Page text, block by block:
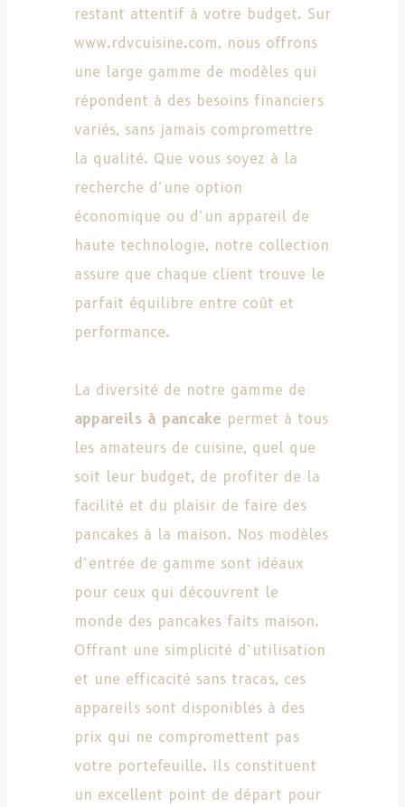
restant attentif à votre budget. Sur
www.rdvcuisine.com, nous offrons
une large gamme de modèles qui
répondent à des besoins financiers
variés, sans jamais compromettre
la qualité. Que vous soyez à la
recherche d’une option
économique ou d’un appareil de
haute technologie, notre collection
assure que chaque client trouve le
parfait équilibre entre coût et
performance.
La diversité de notre gamme de
appareils à pancake permet à tous
les amateurs de cuisine, quel que
soit leur budget, de profiter de la
facilité et du plaisir de faire des
pancakes à la maison. Nos modèles
d’entrée de gamme sont idéaux
pour ceux qui découvrent le
monde des pancakes faits maison.
Offrant une simplicité d’utilisation
et une efficacité sans tracas, ces
appareils sont disponibles à des
prix qui ne compromettent pas
votre portefeuille. Ils constituent
un excellent point de départ pour